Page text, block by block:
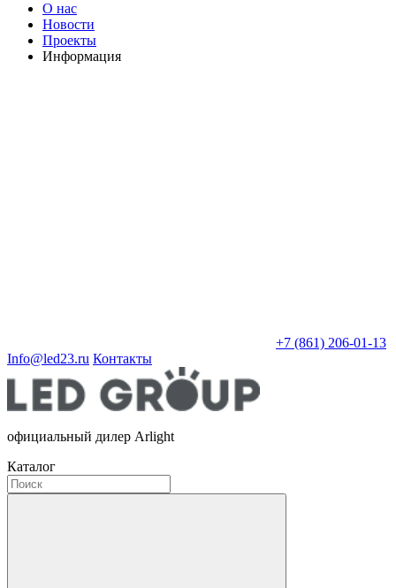
О нас
Новости
Проекты
Информация
+7 (861) 206-01-13
Info@led23.ru Контакты
официальный дилер Arlight
Каталог